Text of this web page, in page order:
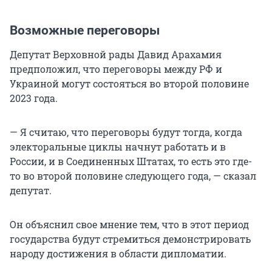
Возможные переговоры
Депутат Верховной рады Давид Арахамия
предположил, что переговоры между РФ и
Украиной могут состояться во второй половине
2023 года.
— Я считаю, что переговоры будут тогда, когда
электоральные циклы начнут работать и в
России, и в Соединенных Штатах, то есть это где-
то во второй половине следующего года, — сказал
депутат.
Он объяснил свое мнение тем, что в этот период
государства будут стремиться демонстрировать
народу достижения в области дипломатии.